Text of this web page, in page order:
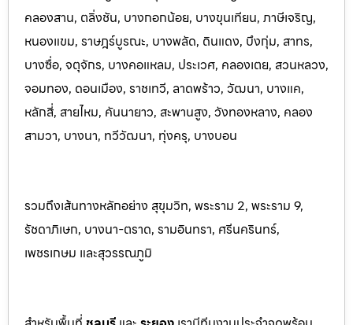
คลองสาน, ตลิ่งชัน, บางกอกน้อย, บางขุนเทียน, ภาษีเจริญ,
หนองแขม, ราษฎร์บูรณะ, บางพลัด, ดินแดง, บึงกุ่ม, สาทร,
บางซื่อ, จตุจักร, บางคอแหลม, ประเวศ, คลองเตย, สวนหลวง,
จอมทอง, ดอนเมือง, ราชเทวี, ลาดพร้าว, วัฒนา, บางแค,
หลักสี่, สายไหม, คันนายาว, สะพานสูง, วังทองหลาง, คลอง
สามวา, บางนา, ทวีวัฒนา, ทุ่งครุ, บางบอน
รวมถึงเส้นทางหลักอย่าง สุขุมวิท, พระราม 2, พระราม 9,
รัชดาภิเษก, บางนา-ตราด, รามอินทรา, ศรีนครินทร์,
เพชรเกษม และสุวรรณภูมิ